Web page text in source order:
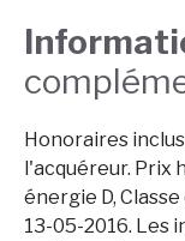
Honoraires
l'acquéreur. Prix
énergie D,
13-05-2016. Les